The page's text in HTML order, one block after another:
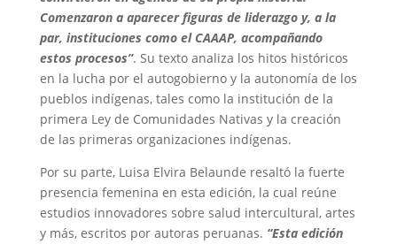
Comenzaron a aparecer figuras de liderazgo y, a la
par, instituciones como el CAAAP, acompañando
estos procesos”. Su texto analiza los hitos históricos
en la lucha por el autogobierno y la autonomía de los
pueblos indígenas, tales como la institución de la
primera Ley de Comunidades Nativas y la creación
de las primeras organizaciones indígenas.
Por su parte, Luisa Elvira Belaunde resaltó la fuerte
presencia femenina en esta edición, la cual reúne
estudios innovadores sobre salud intercultural, artes
y más, escritos por autoras peruanas. “Esta edición